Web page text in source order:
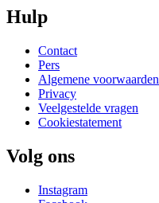
Hulp
Contact
Pers
Algemene voorwaarden
Privacy
Veelgestelde vragen
Cookiestatement
Volg ons
Instagram